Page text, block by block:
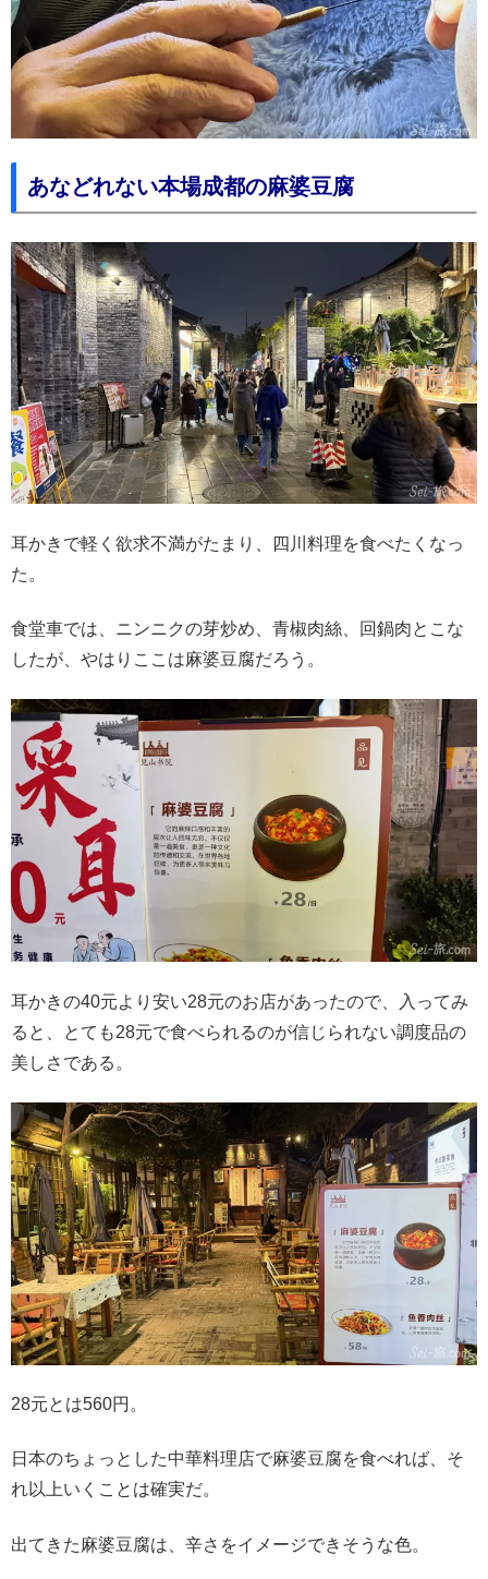
あなどれない本場成都の麻婆豆腐
耳かきで軽く欲求不満がたまり、四川料理を食べたくなっ
た。
食堂車では、ニンニクの芽炒め、青椒肉絲、回鍋肉とこな
したが、やはりここは麻婆豆腐だろう。
耳かきの40元より安い28元のお店があったので、入ってみ
ると、とても28元で食べられるのが信じられない調度品の
美しさである。
28元とは560円。
日本のちょっとした中華料理店で麻婆豆腐を食べれば、そ
れ以上いくことは確実だ。
出てきた麻婆豆腐は、辛さをイメージできそうな色。